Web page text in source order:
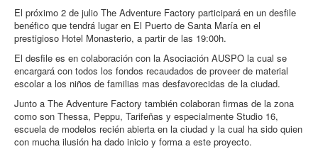
El próximo 2 de julio The Adventure Factory participará en un desfile
benéfico que tendrá lugar en El Puerto de Santa María en el
prestigioso Hotel Monasterio, a partir de las 19:00h.
El desfile es en colaboración con la Asociación AUSPO la cual se
encargará con todos los fondos recaudados de proveer de material
escolar a los niños de familias mas desfavorecidas de la ciudad.
Junto a The Adventure Factory también colaboran firmas de la zona
como son Thessa, Peppu, Tarifeñas y especialmente Studio 16,
escuela de modelos recién abierta en la ciudad y la cual ha sido quien
con mucha ilusión ha dado inicio y forma a este proyecto.